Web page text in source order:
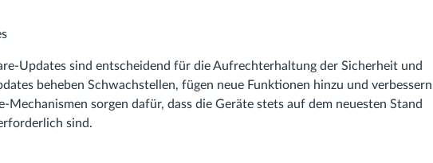
Updates sind entscheidend für die Aufrechterhaltung der Sicherheit und
beheben Schwachstellen, fügen neue Funktionen hinzu und verbessern
sorgen dafür, dass die Geräte stets auf dem neuesten Stand
sind.